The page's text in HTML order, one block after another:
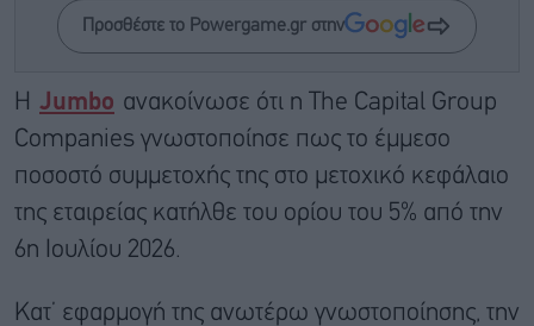
Προσθέστε το Powergame.gr στην
Η Jumbo ανακοίνωσε ότι η The Capital Group
Companies γνωστοποίησε πως το έμμεσο
ποσοστό συμμετοχής της στο μετοχικό κεφάλαιο
της εταιρείας κατήλθε του ορίου του 5% από την
6η Ιουλίου 2026.
Κατ’ εφαρμογή της ανωτέρω γνωστοποίησης, την